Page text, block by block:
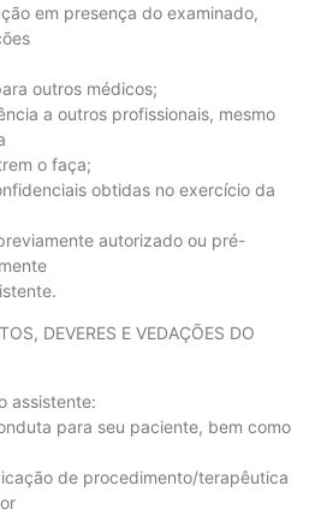
em presença do examinado,
outros médicos;
a outros profissionais, mesmo
o faça;
obtidas no exercício da
autorizado ou pré-
DEVERES E VEDAÇÕES DO
assistente:
para seu paciente, bem como
de procedimento/terapêutica